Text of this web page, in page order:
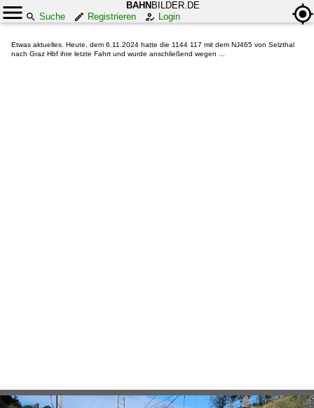
BAHN BILDER.DE
Suche
Registrieren Login
Etwas aktuelles. Heute, dem 6.11.2024 hatte die 1144 117 mit dem NJ465 von Selzthal
nach Graz Hbf ihre letzte Fahrt und wurde anschließend wegen ...